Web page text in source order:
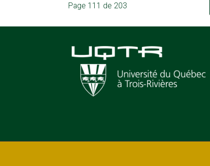
Page 111 de 203